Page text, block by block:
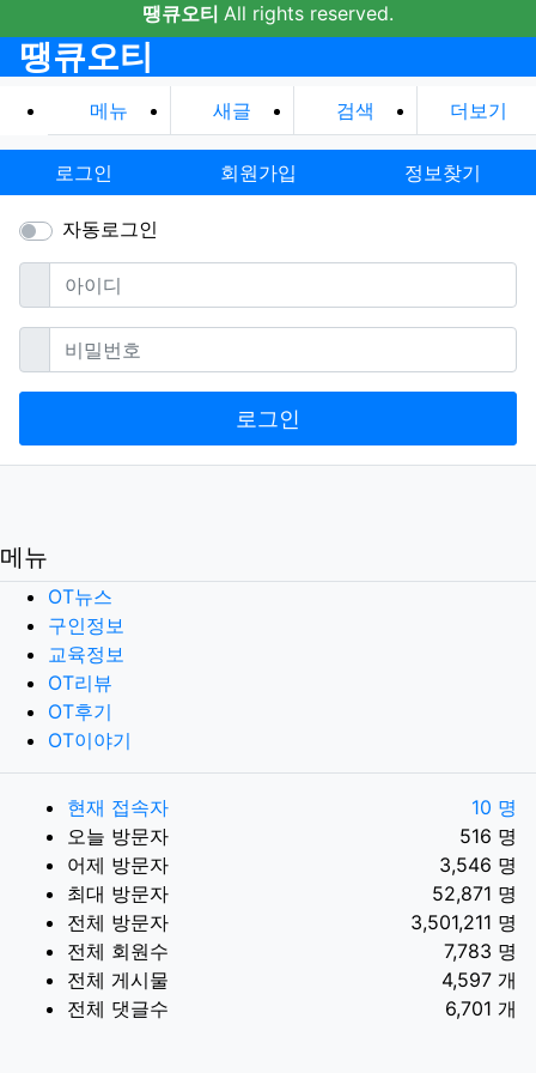
땡큐오티 All rights reserved.
땡큐오티
메뉴 새글 검색 더보기
로그인 회원가입 정보찾기
자동로그인
아이디필수
비밀번호필수
로그인
메뉴
OT뉴스
구인정보
교육정보
OT리뷰
OT후기
OT이야기
현재 접속자
10 명
오늘 방문자
516 명
어제 방문자
3,546 명
최대 방문자
52,871 명
전체 방문자
3,501,211 명
전체 회원수
7,783 명
전체 게시물
4,597 개
전체 댓글수
6,701 개